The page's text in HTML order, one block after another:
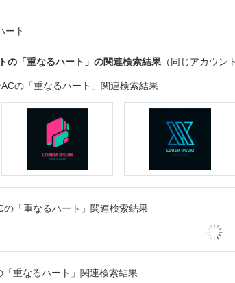
ート
の「重なるハート」の関連検索結果 （同じアカウン
の「重なるハート」関連検索結果
の「重なるハート」関連検索結果
「重なるハート」関連検索結果